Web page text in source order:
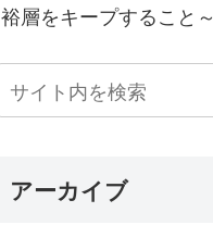
裕層をキープすること～
アーカイブ